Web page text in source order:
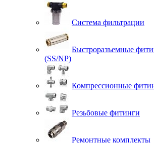
Система фильтрации
Быстроразъемные
(SS/NP)
Компрессионные
Резьбовые фитинги
Ремонтные комплекты